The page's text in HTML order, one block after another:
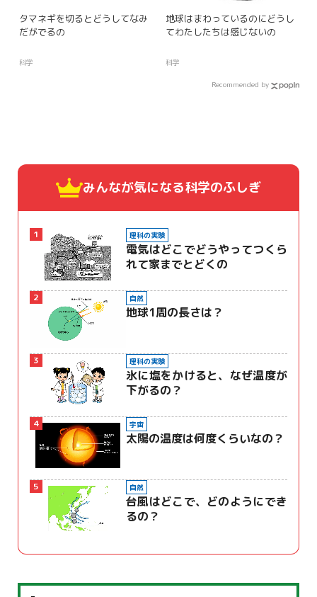
タマネギを切るとどうしてなみ
だがでるの
科学
地球はまわっているのにどうし
てわたしたちは感じないの
科学
Recommended by
みんなが気になる科学のふしぎ
1 理科の実験
電気はどこでどうやってつくら
れて家までとどくの
2 自然
地球1周の長さは？
3 理科の実験
氷に塩をかけると、なぜ温度が
下がるの？
4 宇宙
太陽の温度は何度くらいなの？
5 自然
台風はどこで、どのようにでき
るの？